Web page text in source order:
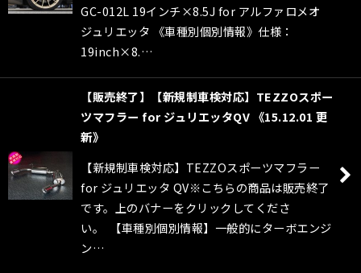
GC-012L 19インチ×8.5J for アルファロメオ
ジュリエッタ 《車種別個別情報》仕様：
19inch×8.…
【販売終了】【新規制車検対応】TEZZOスポー
ツマフラー for ジュリエッタQV 《15.12.01 更
新》
【新規制車検対応】TEZZOスポーツマフラー
for ジュリエッタ QV※こちらの商品は販売終了
です。上のバナーをクリックしてくださ
い。 【車種別個別情報】一般的にターボエンジ
ン…